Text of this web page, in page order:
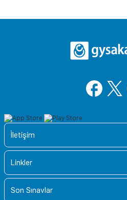
İletişim
Linkler
Son Sınavlar